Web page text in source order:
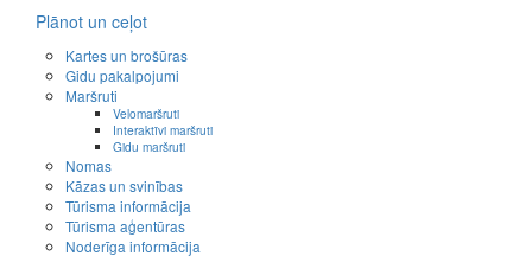
Plānot un ceļot
Kartes un brošūras
Gidu pakalpojumi
Maršruti
Velomaršruti
Interaktīvi maršruti
Gidu maršruti
Nomas
Kāzas un svinības
Tūrisma informācija
Tūrisma aģentūras
Noderīga informācija